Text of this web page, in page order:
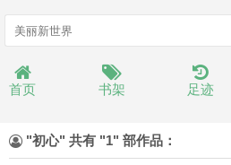
首页 书架 足迹
"初心" 共有 "1" 部作品：